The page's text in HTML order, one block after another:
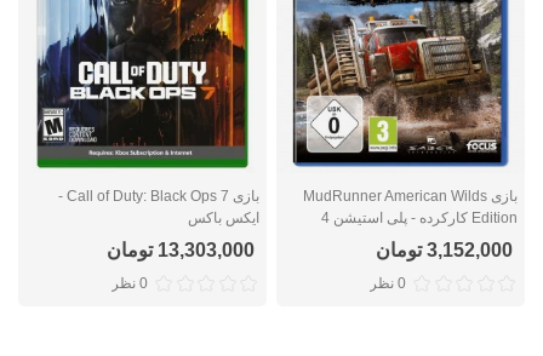
بازی MudRunner American Wilds
Edition کارکرده - پلی استیشن 4
3,152,000 تومان
0 نظر
بازی Call of Duty: Black Ops 7 -
ایکس باکس
13,303,000 تومان
0 نظر